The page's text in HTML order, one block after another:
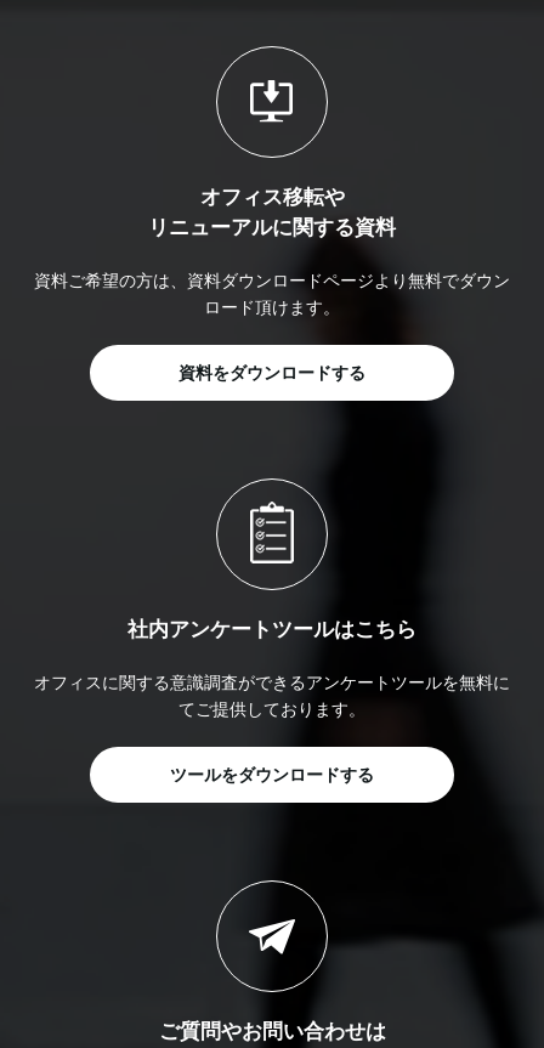
オフィス移転や
リニューアルに関する資料
資料ご希望の方は、資料ダウンロードページより無料でダウン
ロード頂けます。
資料をダウンロードする
社内アンケートツールはこちら
オフィスに関する意識調査ができるアンケートツールを無料に
てご提供しております。
ツールをダウンロードする
ご質問やお問い合わせは